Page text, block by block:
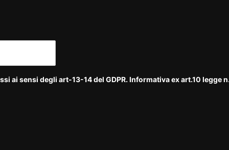
ai sensi degli art-13-14 del GDPR. Informativa ex art.10 legge